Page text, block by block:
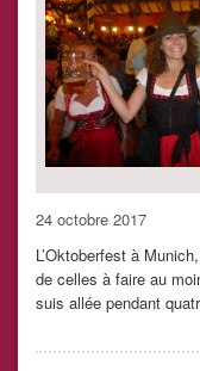
24 octobre 2017
L’Oktoberfest à
de celles à faire au
suis allée pendant